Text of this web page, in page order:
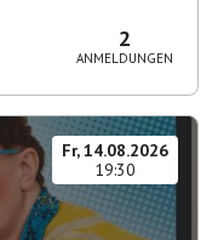
2
ANMELDUNGEN
Fr, 14.08.2026
19:30